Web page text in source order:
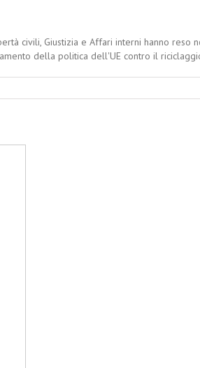
civili, Giustizia e Affari interni hanno reso
della politica dell'UE contro il